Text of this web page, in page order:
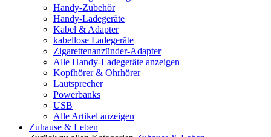
Handy-Zubehör
Handy-Ladegeräte
Kabel & Adapter
kabellose Ladegeräte
Zigarettenanzünder-Adapter
Alle Handy-Ladegeräte anzeigen
Kopfhörer & Ohrhörer
Lautsprecher
Powerbanks
USB
Alle Artikel anzeigen
Zuhause & Leben